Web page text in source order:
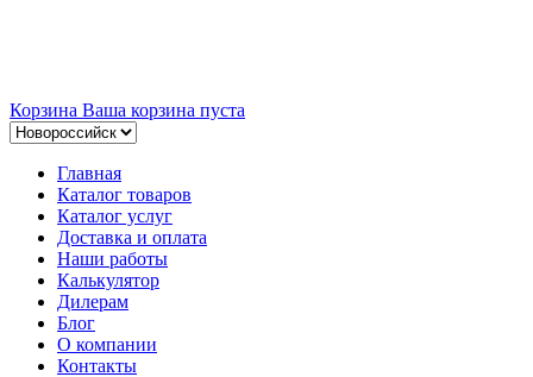
Корзина Ваша корзина пуста
Главная
Каталог товаров
Каталог услуг
Доставка и оплата
Наши работы
Калькулятор
Дилерам
Блог
О компании
Контакты